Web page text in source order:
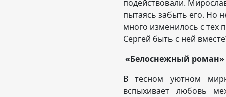
подействовали.
пытаясь забыть его. Но
много изменилось с тех
Сергей
«Белоснежный роман»
В тесном уютном
вспыхивает любовь